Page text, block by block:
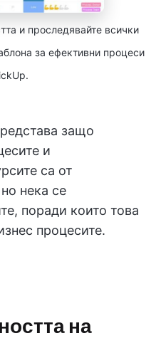
и проследявайте всички
за ефективни процеси
защо
и
са от
нека се
поради които това
процесите.
на